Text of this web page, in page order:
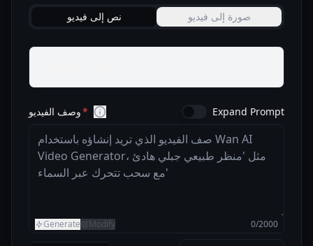
نص إلى فيديو صورة إلى فيديو
وصف الفيديو Expand Prompt
Generate Modify 0/2000